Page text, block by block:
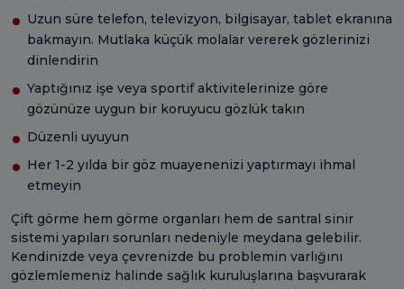
Uzun süre telefon, televizyon, bilgisayar, tablet ekranına
bakmayın. Mutlaka küçük molalar vererek gözlerinizi
dinlendirin
Yaptığınız işe veya sportif aktivitelerinize göre
gözünüze uygun bir koruyucu gözlük takın
Düzenli uyuyun
Her 1-2 yılda bir göz muayenenizi yaptırmayı ihmal
etmeyin
Çift görme hem görme organları hem de santral sinir
sistemi yapıları sorunları nedeniyle meydana gelebilir.
Kendinizde veya çevrenizde bu problemin varlığını
gözlemlemeniz halinde sağlık kuruluşlarına başvurarak